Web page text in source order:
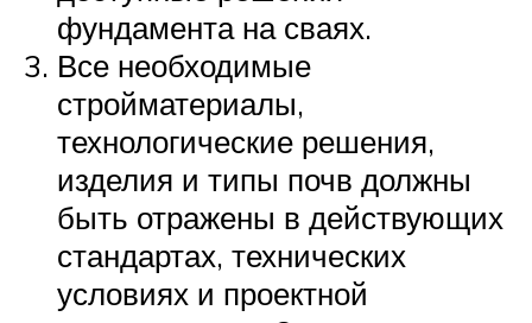
фундамента на сваях.
Все необходимые
стройматериалы,
технологические решения,
изделия и типы почв должны
быть отражены в действующих
стандартах, технических
условиях и проектной